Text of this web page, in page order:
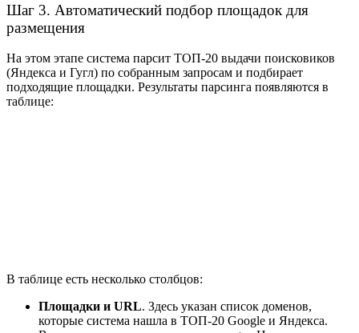
Шаг 3. Автоматический подбор площадок для
размещения
На этом этапе система парсит ТОП-20 выдачи поисковиков
(Яндекса и Гугл) по собранным запросам и подбирает
подходящие площадки. Результаты парсинга появляются в
таблице:
В таблице есть несколько столбцов:
Площадки и URL. Здесь указан список доменов,
которые система нашла в ТОП-20 Google и Яндекса.